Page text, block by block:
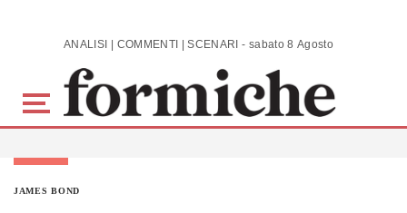
Skip to main content ANALISI | COMMENTI | SCENARI - sabato 8 Agosto 2026
JAMES BOND